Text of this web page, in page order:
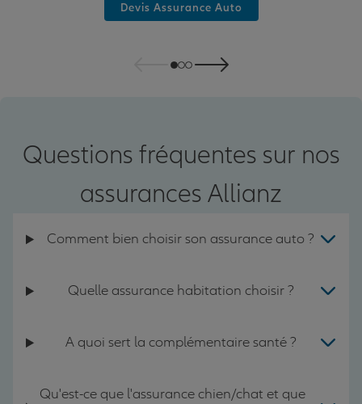
Devis Assurance Auto
Questions fréquentes sur nos
assurances Allianz
Comment bien choisir son assurance auto ?
Quelle assurance habitation choisir ?
A quoi sert la complémentaire santé ?
Qu'est-ce que l'assurance chien/chat et que